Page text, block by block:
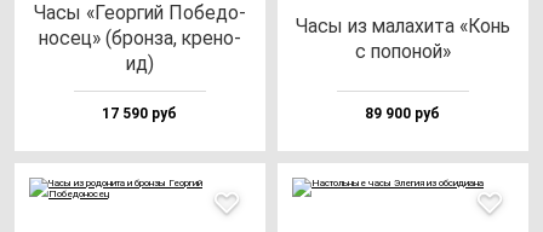
Часы «Геор­гий Побе­до­
но­сец» (брон­за, кре­но­
ид)
17 590 руб
Часы из ма­ла­хи­та «Конь
с по­по­ной»
89 900 руб